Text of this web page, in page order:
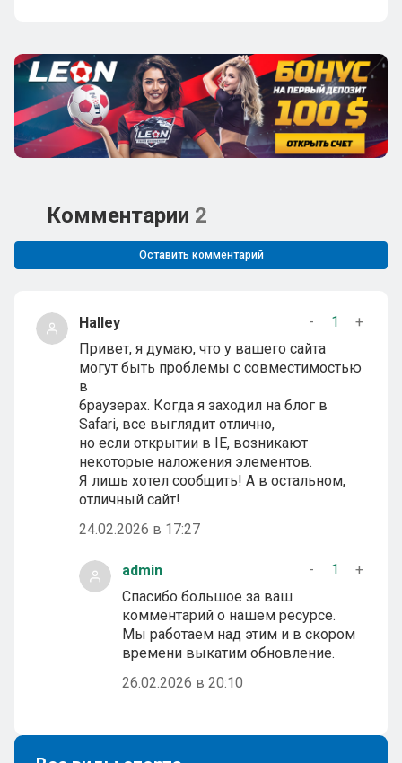
Комментарии 2
Оставить комментарий
Halley - 1
+
Привет, я думаю, что у вашего сайта
могут быть проблемы с совместимостью
в
браузерах. Когда я заходил на блог в
Safari, все выглядит отлично,
но если открытии в IE, возникают
некоторые наложения элементов.
Я лишь хотел сообщить! А в остальном,
отличный сайт!
24.02.2026 в 17:27
admin - 1
+
Спасибо большое за ваш
комментарий о нашем ресурсе.
Мы работаем над этим и в скором
времени выкатим обновление.
26.02.2026 в 20:10